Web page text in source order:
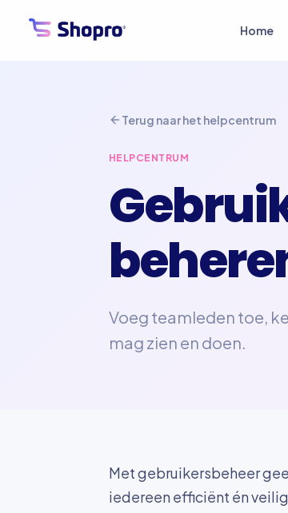
Home
Terug naar het helpcentrum
HELPCENTRUM
Voeg teamleden toe,
mag zien en doen.
Met gebruikersbeheer
iedereen efficiënt én